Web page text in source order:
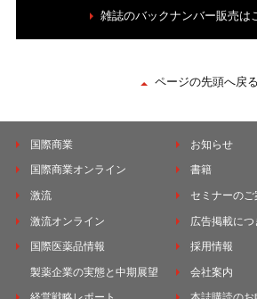
雑誌のバックナンバー販売は
ページの先頭へ戻る
国際商業
国際商業オンライン
激流
激流オンライン
国際医薬品情報
製薬企業の実態と中期展望
お知らせ
書籍
セミナーのご
広告掲載につ
採用情報
会社案内